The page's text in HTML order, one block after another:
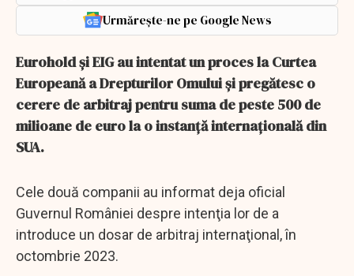
Urmărește-ne pe Google News
Eurohold şi EIG au intentat un proces la Curtea
Europeană a Drepturilor Omului şi pregătesc o
cerere de arbitraj pentru suma de peste 500 de
milioane de euro la o instanţă internaţională din
SUA.
Cele două companii au informat deja oficial
Guvernul României despre intenţia lor de a
introduce un dosar de arbitraj internaţional, în
octombrie 2023.